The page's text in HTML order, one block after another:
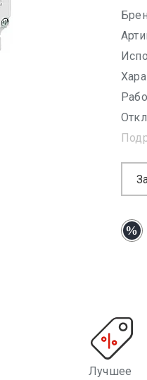
Лучшее